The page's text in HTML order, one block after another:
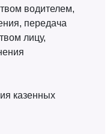
водителем,
передача
лицу,
казенных